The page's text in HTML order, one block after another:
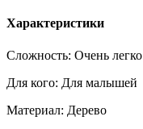
Характеристики
Сложность: Очень легко
Для кого: Для малышей
Материал: Дерево